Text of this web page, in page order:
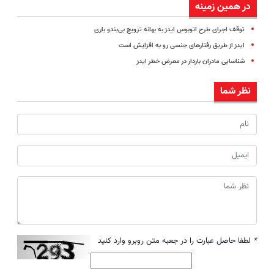
در همین زمینه
توقف اجرای طرح اتوبوس ایدز به بهانه ترویج بی‌بندو باری
ایدز از طریق رفتارهای جنسی رو به افزایش است
شناسایی مادران باردار در معرض خطر ایدز
نظر شما
* لطفا حاصل عبارت را در جعبه متن روبرو وارد کنید